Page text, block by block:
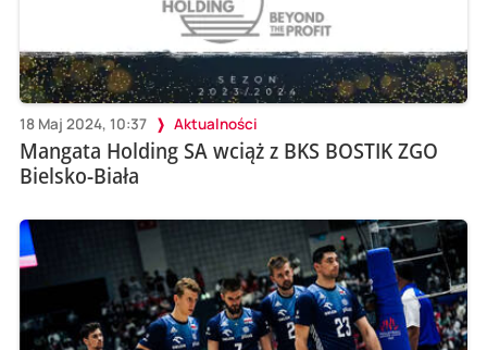
18 Maj 2024, 10:37 Aktualności
Mangata Holding SA wciąż z BKS BOSTIK ZGO
Bielsko-Biała